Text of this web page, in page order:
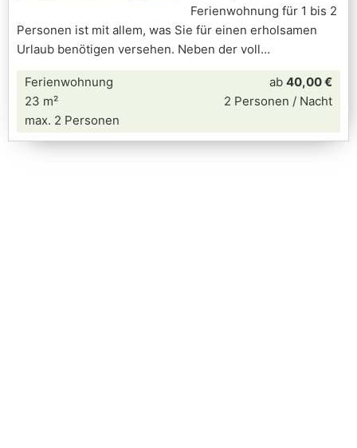
Ferienwohnung für 1 bis 2
Personen ist mit allem, was Sie für einen erholsamen
Urlaub benötigen versehen. Neben der voll
Ferienwohnung
23 m²
max. 2 Personen
ab 40,00 €
2 Personen / Nacht